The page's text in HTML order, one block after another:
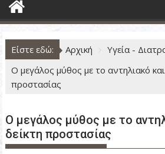
ο
Είστε εδώ: Αρχική
Υγεία -
Ο μεγάλος μύθος με το αντηλιακό
προστασίας
Ο μεγάλος μύθος με το
δείκτη προστασίας